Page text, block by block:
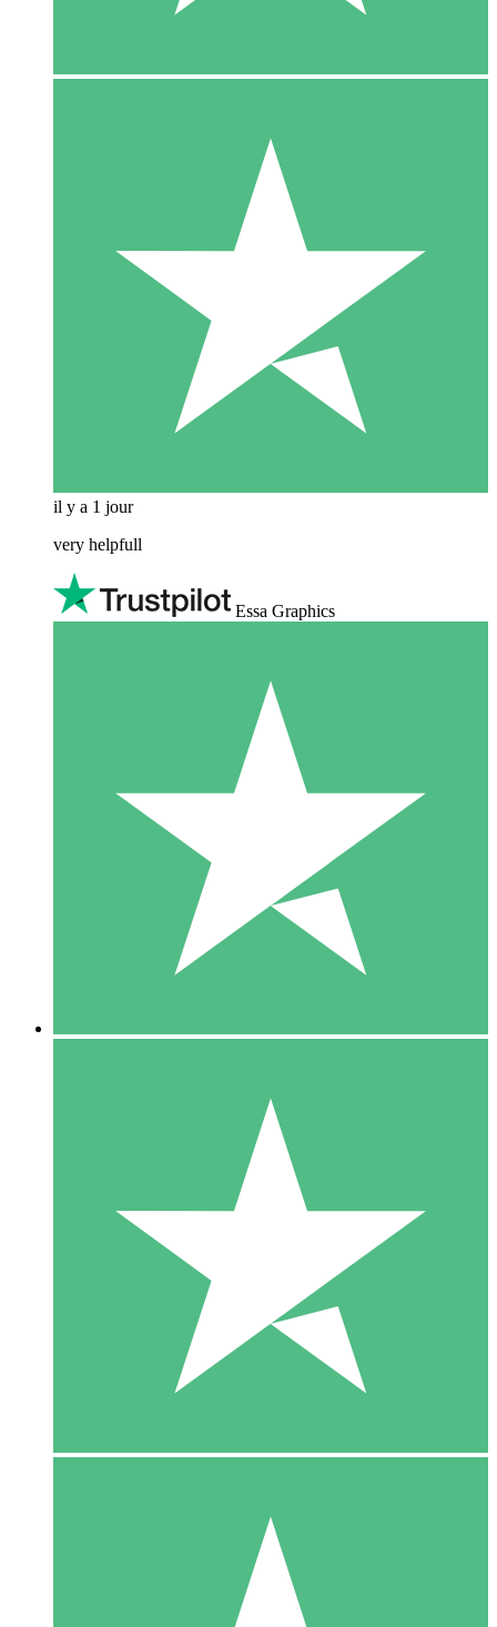
il y a 1 jour
very helpfull
Essa Graphics